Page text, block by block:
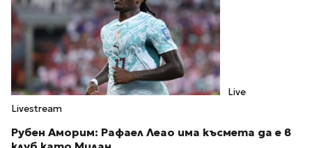
Live
Livestream
Рубен Аморим: Рафаел Леао има късмета да е в